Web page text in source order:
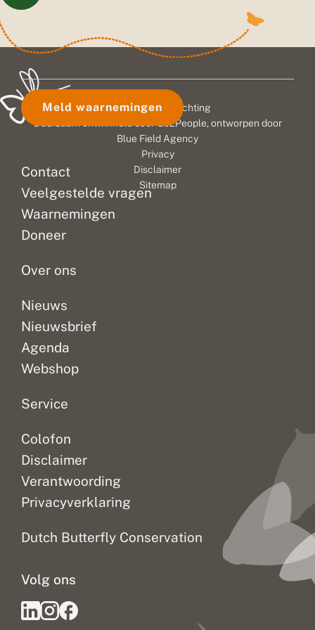
Contact
Veelgestelde vragen
Waarnemingen
Doneer
Over ons
Nieuws
Nieuwsbrief
Agenda
Webshop
Service
Colofon
Disclaimer
Verantwoording
Privacyverklaring
Dutch Butterfly Conservation
Volg ons
Meld waarnemingen
© 2026 Vlinderstichting
Duurzaam ontwikkeld door
Go2People, ontworpen door
Blue Field Agency
Privacy
Disclaimer
Sitemap